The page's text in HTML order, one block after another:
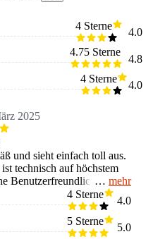
4 Sterne
4.0
4.75 Sterne
4.8
4 Sterne
4.0
2025
und sieht einfach toll aus.
technisch auf höchstem
Benutzerfreundlichkeit.
mich besonders. Der
auf und fährt sich äußerst
hervorragend, er
Kurven. Die Sitze
mehr
4 Sterne
4.0
5 Sterne
5.0